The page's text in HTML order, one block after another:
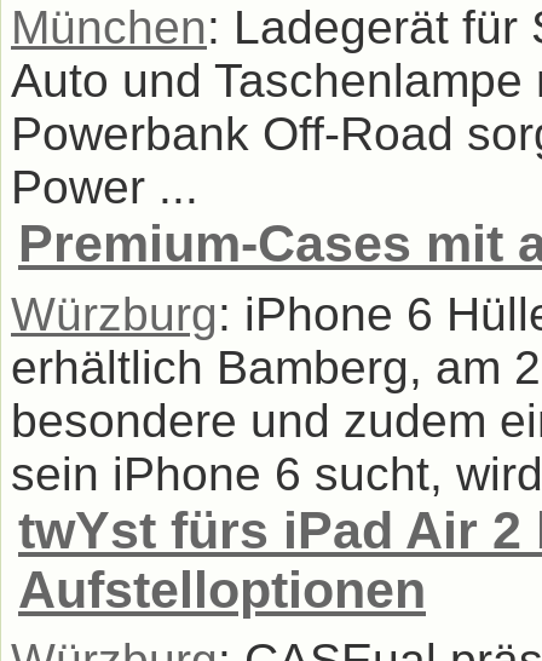
München: Ladegerät für
Auto und
Powerbank Off-Road
Power ...
Premium-Cases mit
Würzburg: iPhone 6
erhältlich Bamberg, am
besondere und zudem
sein iPhone 6 sucht,
twYst fürs iPad Air
Aufstelloptionen